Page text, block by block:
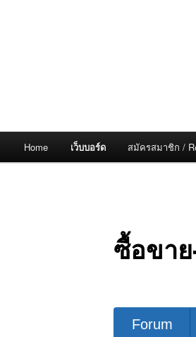
Home เว็บบอร์ด สมัครสมาชิก /
ซื้อขา
Forum
Forum